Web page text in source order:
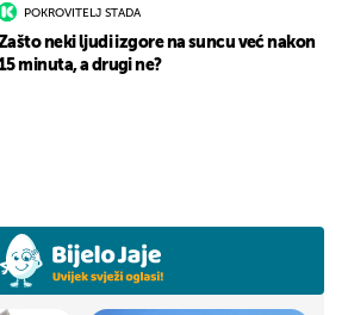
POKROVITELJ STADA
neki ljudi izgore na suncu već nakon
minuta, a drugi ne?